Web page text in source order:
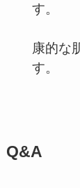
康的な
す。
Q&A